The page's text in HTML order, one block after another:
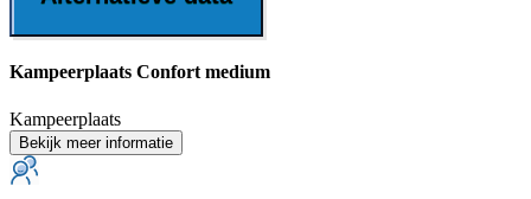
Kampeerplaats Confort medium
Kampeerplaats
Bekijk meer informatie